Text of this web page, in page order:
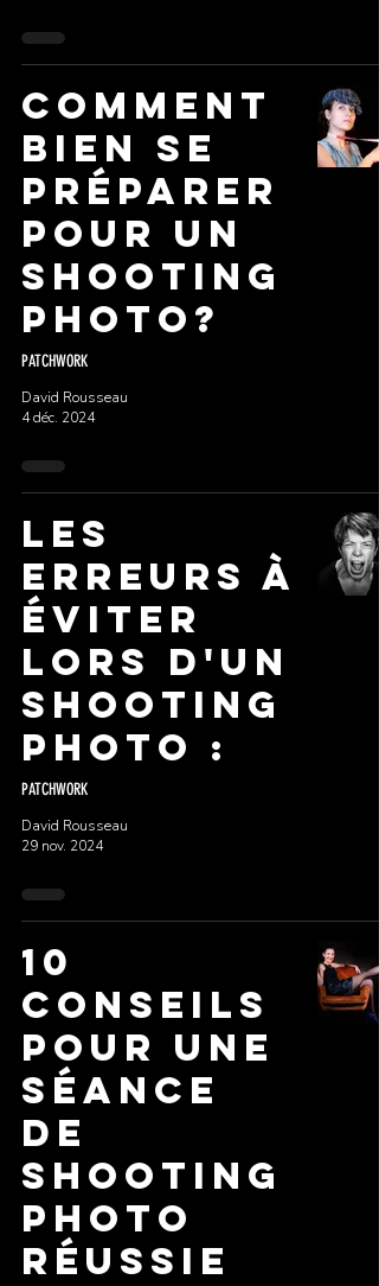
Comment
bien se
préparer
pour un
shooting
photo?
PATCHWORK
David Rousseau
4 déc. 2024
Les
erreurs à
éviter
lors d'un
shooting
photo :
PATCHWORK
David Rousseau
29 nov. 2024
10
Conseils
pour une
séance
de
shooting
photo
réussie